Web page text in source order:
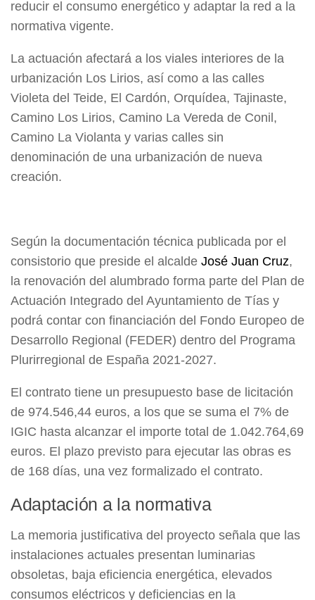
reducir el consumo energético y adaptar la red a la
normativa vigente.
La actuación afectará a los viales interiores de la
urbanización Los Lirios, así como a las calles
Violeta del Teide, El Cardón, Orquídea, Tajinaste,
Camino Los Lirios, Camino La Vereda de Conil,
Camino La Violanta y varias calles sin
denominación de una urbanización de nueva
creación.
Según la documentación técnica publicada por el
consistorio que preside el alcalde José Juan Cruz,
la renovación del alumbrado forma parte del Plan de
Actuación Integrado del Ayuntamiento de Tías y
podrá contar con financiación del Fondo Europeo de
Desarrollo Regional (FEDER) dentro del Programa
Plurirregional de España 2021-2027.
El contrato tiene un presupuesto base de licitación
de 974.546,44 euros, a los que se suma el 7% de
IGIC hasta alcanzar el importe total de 1.042.764,69
euros. El plazo previsto para ejecutar las obras es
de 168 días, una vez formalizado el contrato.
Adaptación a la normativa
La memoria justificativa del proyecto señala que las
instalaciones actuales presentan luminarias
obsoletas, baja eficiencia energética, elevados
consumos eléctricos y deficiencias en la